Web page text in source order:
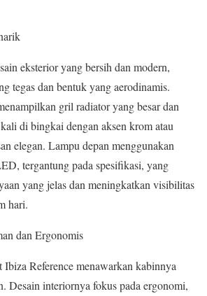
eksterior yang bersih dan modern,
tegas dan bentuk yang aerodinamis.
gril radiator yang besar dan
di bingkai dengan aksen krom atau
elegan. Lampu depan menggunakan
tergantung pada spesifikasi, yang
yang jelas dan meningkatkan visibilitas
hari.
dan Ergonomis
Ibiza Reference menawarkan kabinnya
Desain interiornya fokus pada ergonomi,